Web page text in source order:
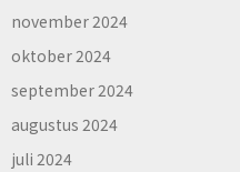
november 2024
oktober 2024
september 2024
augustus 2024
juli 2024